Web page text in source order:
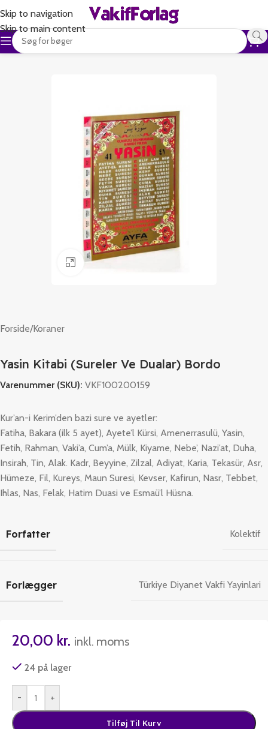
Skip to navigation
Skip to main content
Klik for at forstørre
Forside/Koraner
Yasin Kitabi (Sureler Ve Dualar) Bordo
Varenummer (SKU): VKF100200159
Kur’an-i Kerim’den bazi sure ve ayetler:
Fatiha, Bakara (ilk 5 ayet), Ayete’l Kürsi, Amenerrasulü, Yasin,
Fetih, Rahman, Vaki’a, Cum’a, Mülk, Kiyame, Nebe’, Nazi’at, Duha,
Insirah, Tin, Alak. Kadr, Beyyine, Zilzal, Adiyat, Karia, Tekasür, Asr,
Hümeze, Fil, Kureys, Maun Suresi, Kevser, Kafirun, Nasr, Tebbet,
Ihlas, Nas, Felak, Hatim Duasi ve Esmaü’l Hüsna.
Forfatter Kolektif
Forlægger Türkiye Diyanet Vakfi Yayinlari
20,00 kr. inkl. moms
24 på lager
- +
Tilføj Til Kurv